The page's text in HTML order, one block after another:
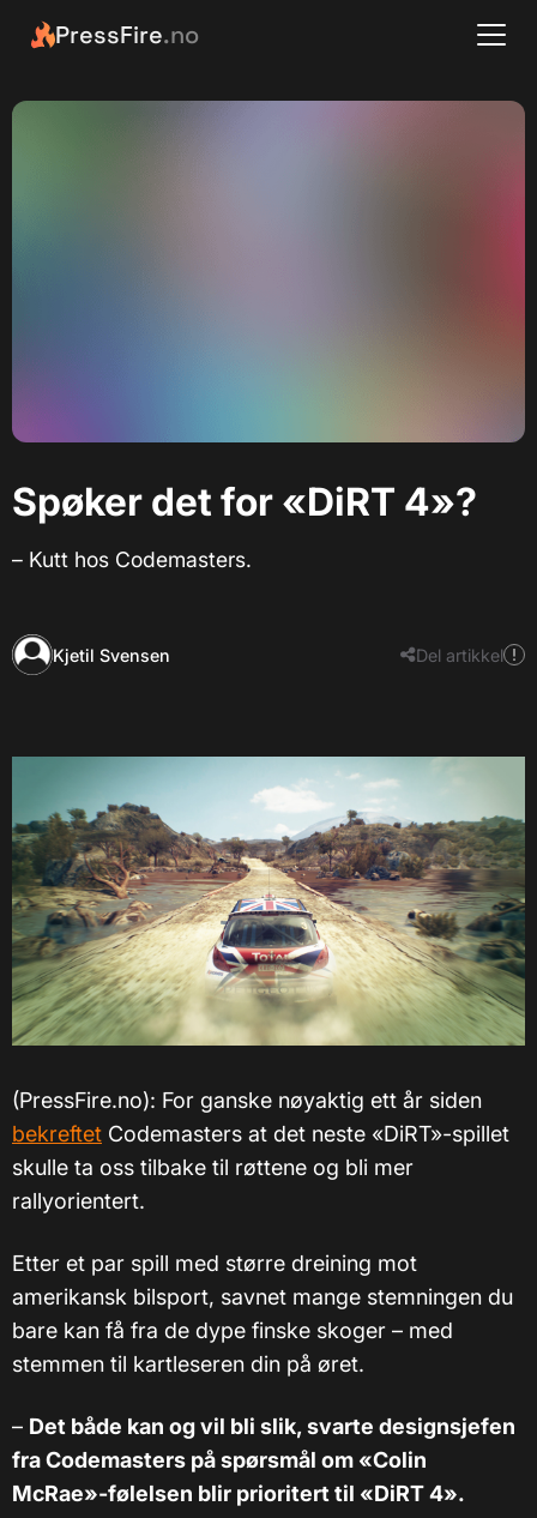
PressFire.no
Spøker det for «DiRT 4»?
– Kutt hos Codemasters.
Kjetil Svensen Del artikkel
(PressFire.no): For ganske nøyaktig ett år siden
bekreftet Codemasters at det neste «DiRT»-spillet
skulle ta oss tilbake til røttene og bli mer
rallyorientert.
Etter et par spill med større dreining mot
amerikansk bilsport, savnet mange stemningen du
bare kan få fra de dype finske skoger – med
stemmen til kartleseren din på øret.
– Det både kan og vil bli slik, svarte designsjefen
fra Codemasters på spørsmål om «Colin
McRae»-følelsen blir prioritert til «DiRT 4».